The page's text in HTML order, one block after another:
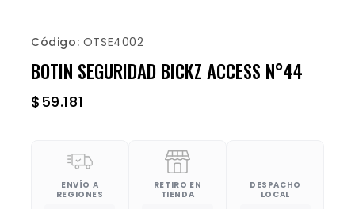
Código: OTSE4002
BOTIN SEGURIDAD BICKZ ACCESS N°44
$59.181
ENVÍO A
REGIONES
RETIRO EN
TIENDA
DESPACHO
LOCAL